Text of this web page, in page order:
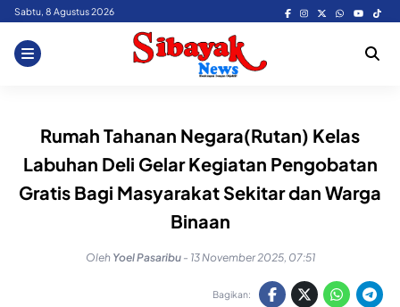
Skip
content
Sabtu, 8 Agustus 2026
Rumah Tahanan Negara(Rutan) Kelas
Labuhan Deli Gelar Kegiatan Pengobatan
Gratis Bagi Masyarakat Sekitar dan Warga
Binaan
Oleh Yoel Pasaribu - 13 November 2025, 07:51
Bagikan: